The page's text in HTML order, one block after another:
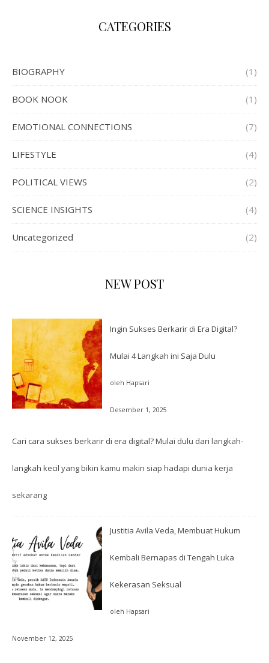
CATEGORIES
BIOGRAPHY (1)
BOOK NOOK (1)
EMOTIONAL CONNECTIONS (7)
LIFESTYLE (4)
POLITICAL VIEWS (2)
SCIENCE INSIGHTS (4)
Uncategorized (2)
NEW POST
Ingin Sukses Berkarir di Era Digital?
Mulai 4 Langkah ini Saja Dulu
oleh Hapsari
Desember 1, 2025
Cari cara sukses berkarir di era digital? Mulai dulu dari langkah-
langkah kecil yang bikin kamu makin siap hadapi dunia kerja
sekarang
Justitia Avila Veda, Membuat Hukum
Kembali Bernapas di Tengah Luka
Kekerasan Seksual
oleh Hapsari
November 12, 2025